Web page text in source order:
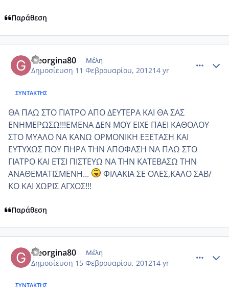
Παράθεση
Georgina80 Μέλη
Δημοσίευση 11 Φεβρουαρίου, 201214 yr
ΣΥΝΤΆΚΤΗΣ
ΘΑ ΠΑΩ ΣΤΟ ΓΙΑΤΡΟ ΑΠΟ ΔΕΥΤΕΡΑ ΚΑΙ ΘΑ ΣΑΣ
ΕΝΗΜΕΡΩΣΩ!!!ΕΜΕΝΑ ΔΕΝ ΜΟΥ ΕΙΧΕ ΠΑΕΙ ΚΑΘΟΛΟΥ
ΣΤΟ ΜΥΑΛΟ ΝΑ ΚΑΝΩ ΟΡΜΟΝΙΚΗ ΕΞΕΤΑΣΗ ΚΑΙ
ΕΥΤΥΧΩΣ ΠΟΥ ΠΗΡΑ ΤΗΝ ΑΠΟΦΑΣΗ ΝΑ ΠΑΩ ΣΤΟ
ΓΙΑΤΡΟ ΚΑΙ ΕΤΣΙ ΠΙΣΤΕΥΩ ΝΑ ΤΗΝ ΚΑΤΕΒΑΣΩ ΤΗΝ
ΑΝΑΘΕΜΑΤΙΣΜΕΝΗ...
ΦΙΛΑΚΙΑ ΣΕ ΟΛΕΣ,ΚΑΛΟ ΣΑΒ/
ΚΟ ΚΑΙ ΧΩΡΙΣ ΑΓΧΟΣ!!!
Παράθεση
Georgina80 Μέλη
Δημοσίευση 15 Φεβρουαρίου, 201214 yr
ΣΥΝΤΆΚΤΗΣ